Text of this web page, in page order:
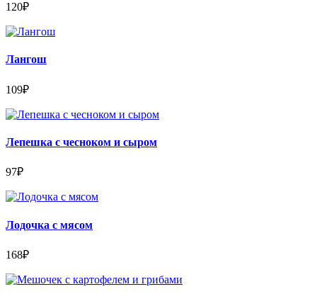
120₽
Лангош
109₽
Лепешка с чесноком и сыром
97₽
Лодочка с мясом
168₽